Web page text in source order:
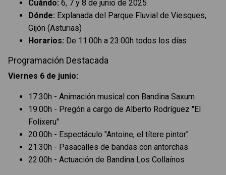
Cuándo: 6, 7 y 8 de junio de 2025
Dónde: Explanada del Parque Fluvial de Viesques,
Gijón (Asturias)
Horarios: De 11:00h a 23:00h todos los días
Programación Destacada
Viernes 6 de junio:
17:30h - Animación musical con Bandina Saxum
19:00h - Pregón a cargo de Alberto Rodríguez "El
Folixeru"
20:00h - Espectáculo "Antoine, el títere pintor"
21:30h - Pasacalles de bandas con antorchas
22:00h - Actuación de Bandina Los Collaínos